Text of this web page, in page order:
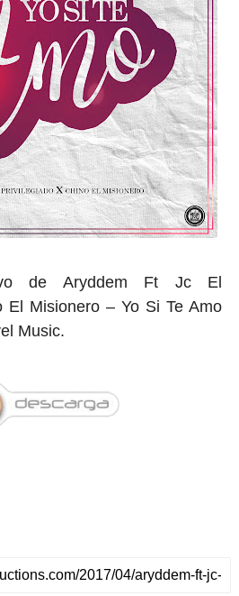
de Aryddem Ft Jc El
El Misionero – Yo Si Te Amo
Music.